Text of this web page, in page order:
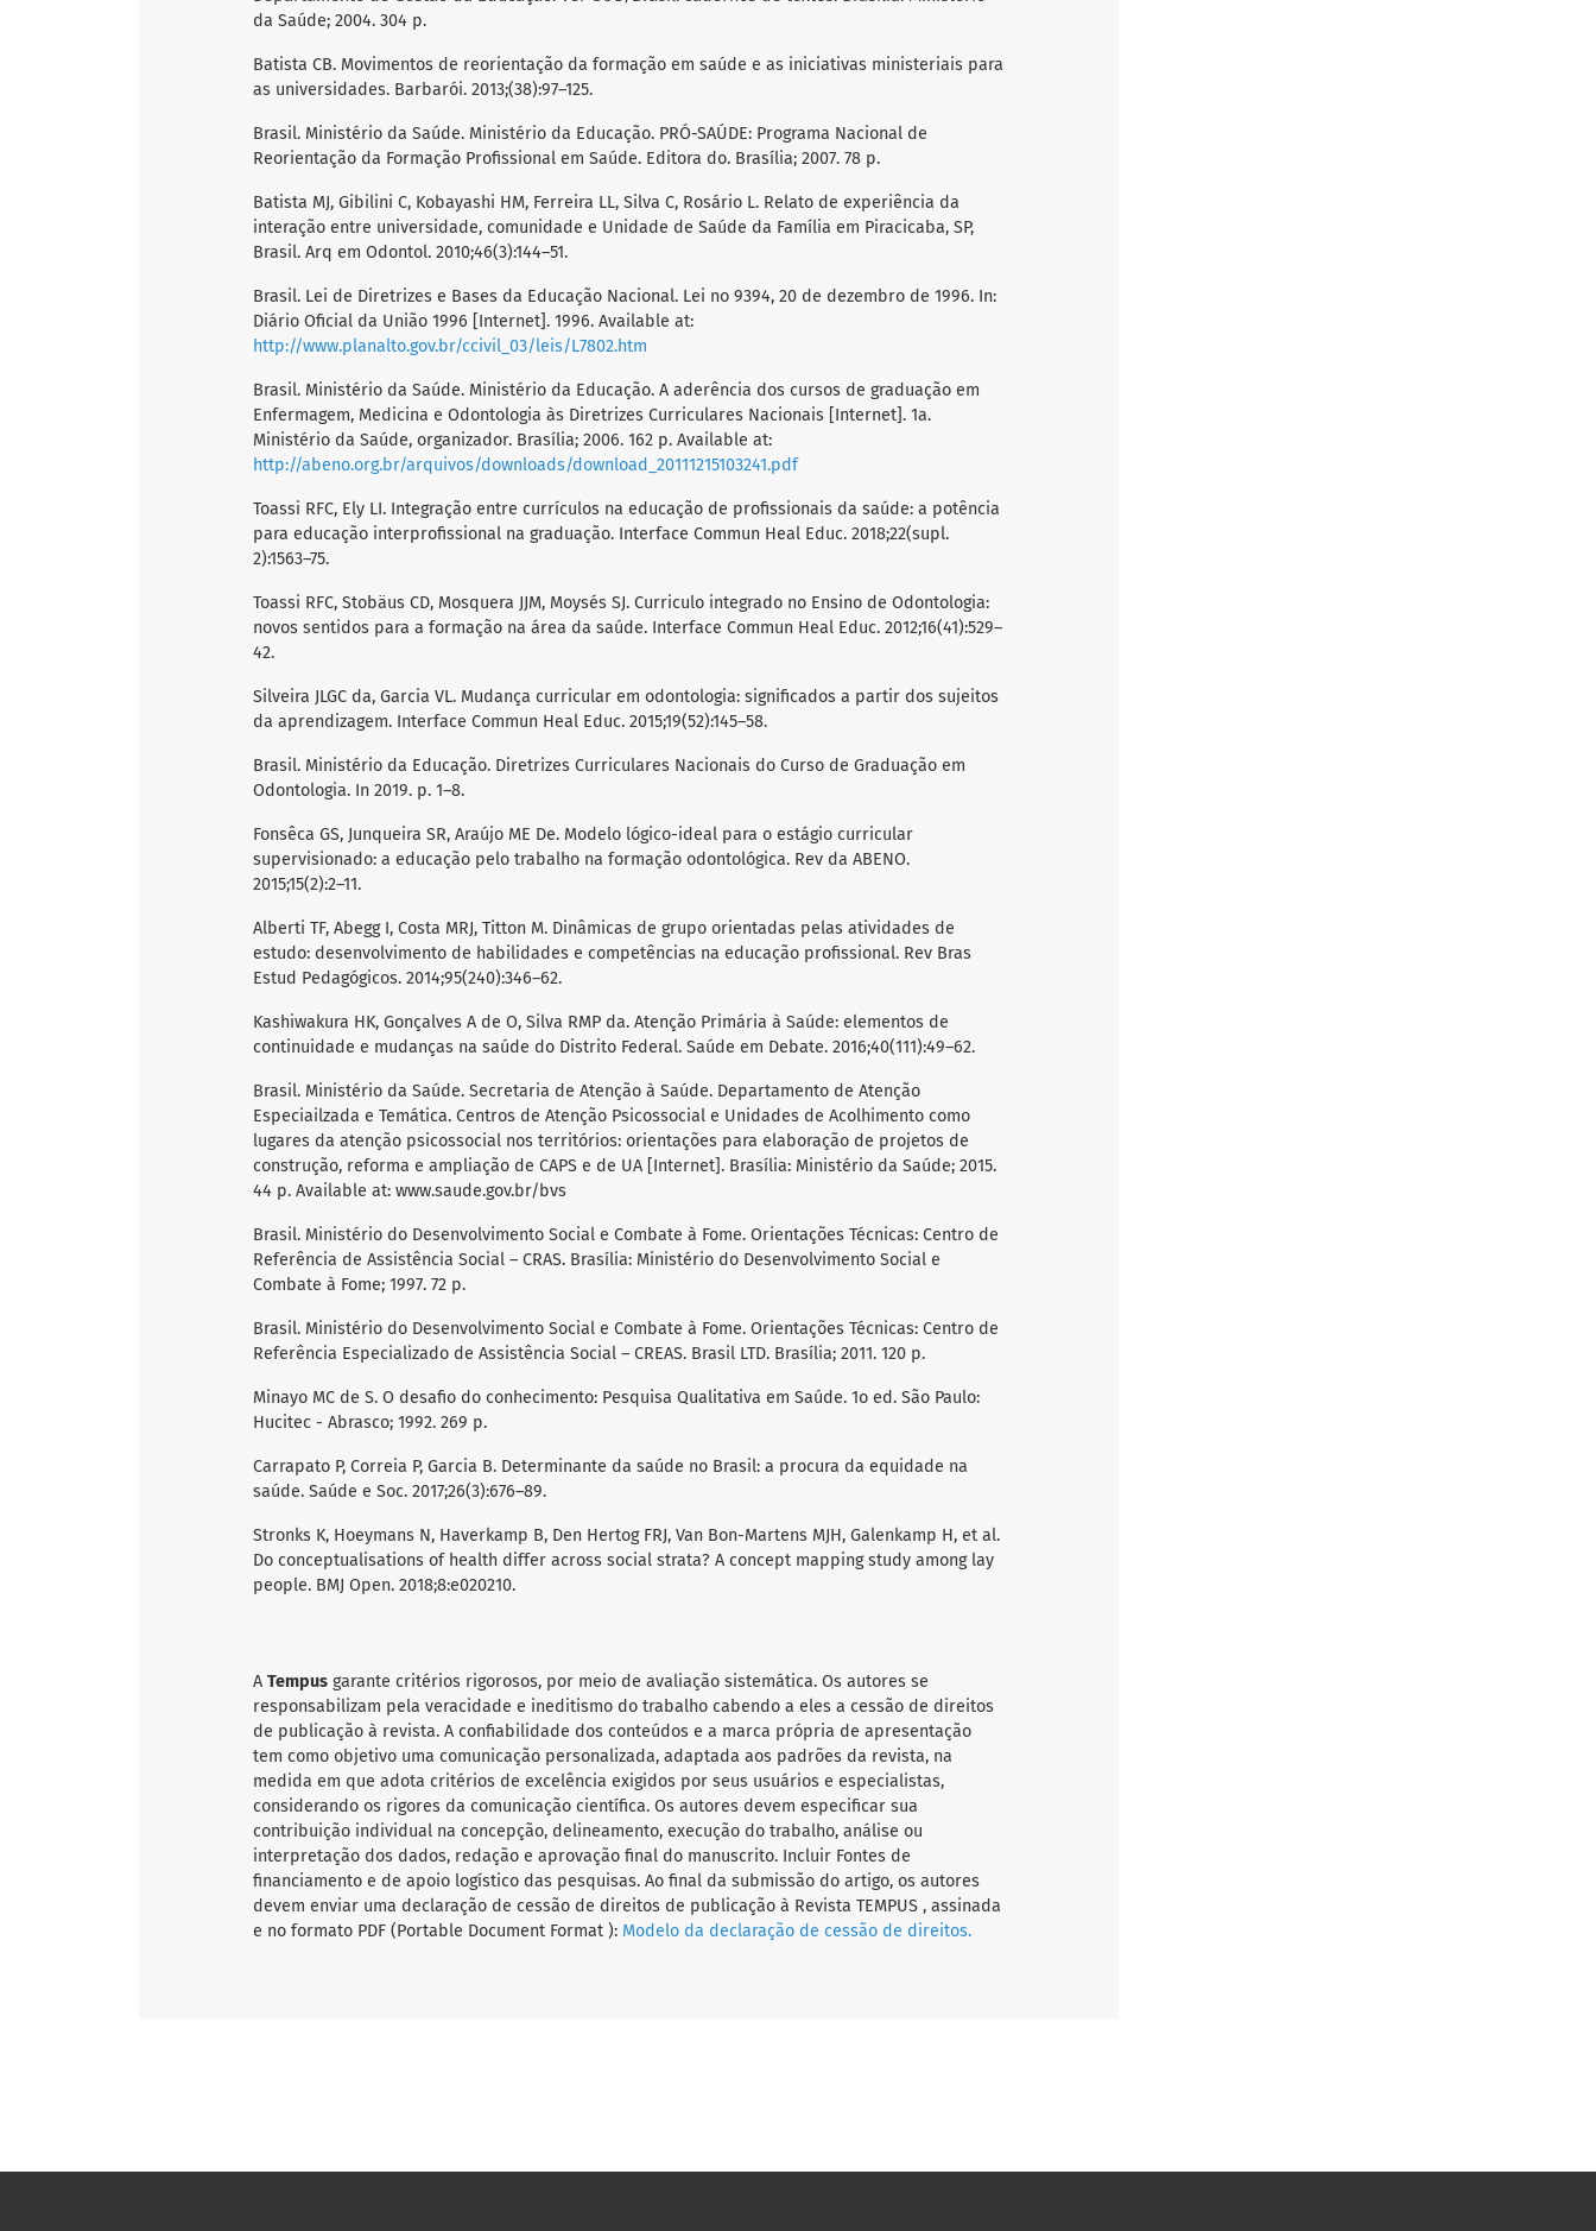
da Saúde; 2004. 304 p.
Batista CB. Movimentos de reorientação da formação em saúde e as iniciativas ministeriais para
as universidades. Barbarói. 2013;(38):97–125.
Brasil. Ministério da Saúde. Ministério da Educação. PRÓ-SAÚDE: Programa Nacional de
Reorientação da Formação Profissional em Saúde. Editora do. Brasília; 2007. 78 p.
Batista MJ, Gibilini C, Kobayashi HM, Ferreira LL, Silva C, Rosário L. Relato de experiência da
interação entre universidade, comunidade e Unidade de Saúde da Família em Piracicaba, SP,
Brasil. Arq em Odontol. 2010;46(3):144–51.
Brasil. Lei de Diretrizes e Bases da Educação Nacional. Lei no 9394, 20 de dezembro de 1996. In:
Diário Oficial da União 1996 [Internet]. 1996. Available at:
http://www.planalto.gov.br/ccivil_03/leis/L7802.htm
Brasil. Ministério da Saúde. Ministério da Educação. A aderência dos cursos de graduação em
Enfermagem, Medicina e Odontologia às Diretrizes Curriculares Nacionais [Internet]. 1a.
Ministério da Saúde, organizador. Brasília; 2006. 162 p. Available at:
http://abeno.org.br/arquivos/downloads/download_20111215103241.pdf
Toassi RFC, Ely LI. Integração entre currículos na educação de profissionais da saúde: a potência
para educação interprofissional na graduação. Interface Commun Heal Educ. 2018;22(supl.
2):1563–75.
Toassi RFC, Stobäus CD, Mosquera JJM, Moysés SJ. Curriculo integrado no Ensino de Odontologia:
novos sentidos para a formação na área da saúde. Interface Commun Heal Educ. 2012;16(41):529–
42.
Silveira JLGC da, Garcia VL. Mudança curricular em odontologia: significados a partir dos sujeitos
da aprendizagem. Interface Commun Heal Educ. 2015;19(52):145–58.
Brasil. Ministério da Educação. Diretrizes Curriculares Nacionais do Curso de Graduação em
Odontologia. In 2019. p. 1–8.
Fonsêca GS, Junqueira SR, Araújo ME De. Modelo lógico-ideal para o estágio curricular
supervisionado: a educação pelo trabalho na formação odontológica. Rev da ABENO.
2015;15(2):2–11.
Alberti TF, Abegg I, Costa MRJ, Titton M. Dinâmicas de grupo orientadas pelas atividades de
estudo: desenvolvimento de habilidades e competências na educação profissional. Rev Bras
Estud Pedagógicos. 2014;95(240):346–62.
Kashiwakura HK, Gonçalves A de O, Silva RMP da. Atenção Primária à Saúde: elementos de
continuidade e mudanças na saúde do Distrito Federal. Saúde em Debate. 2016;40(111):49–62.
Brasil. Ministério da Saúde. Secretaria de Atenção à Saúde. Departamento de Atenção
Especiailzada e Temática. Centros de Atenção Psicossocial e Unidades de Acolhimento como
lugares da atenção psicossocial nos territórios: orientações para elaboração de projetos de
construção, reforma e ampliação de CAPS e de UA [Internet]. Brasília: Ministério da Saúde; 2015.
44 p. Available at: www.saude.gov.br/bvs
Brasil. Ministério do Desenvolvimento Social e Combate à Fome. Orientações Técnicas: Centro de
Referência de Assistência Social – CRAS. Brasília: Ministério do Desenvolvimento Social e
Combate à Fome; 1997. 72 p.
Brasil. Ministério do Desenvolvimento Social e Combate à Fome. Orientações Técnicas: Centro de
Referência Especializado de Assistência Social – CREAS. Brasil LTD. Brasília; 2011. 120 p.
Minayo MC de S. O desafio do conhecimento: Pesquisa Qualitativa em Saúde. 1o ed. São Paulo:
Hucitec - Abrasco; 1992. 269 p.
Carrapato P, Correia P, Garcia B. Determinante da saúde no Brasil: a procura da equidade na
saúde. Saúde e Soc. 2017;26(3):676–89.
Stronks K, Hoeymans N, Haverkamp B, Den Hertog FRJ, Van Bon-Martens MJH, Galenkamp H, et al.
Do conceptualisations of health differ across social strata? A concept mapping study among lay
people. BMJ Open. 2018;8:e020210.
A Tempus garante critérios rigorosos, por meio de avaliação sistemática. Os autores se
responsabilizam pela veracidade e ineditismo do trabalho cabendo a eles a cessão de direitos
de publicação à revista. A confiabilidade dos conteúdos e a marca própria de apresentação
tem como objetivo uma comunicação personalizada, adaptada aos padrões da revista, na
medida em que adota critérios de excelência exigidos por seus usuários e especialistas,
considerando os rigores da comunicação científica. Os autores devem especificar sua
contribuição individual na concepção, delineamento, execução do trabalho, análise ou
interpretação dos dados, redação e aprovação final do manuscrito. Incluir Fontes de
financiamento e de apoio logístico das pesquisas. Ao final da submissão do artigo, os autores
devem enviar uma declaração de cessão de direitos de publicação à Revista TEMPUS , assinada
e no formato PDF (Portable Document Format ): Modelo da declaração de cessão de direitos.